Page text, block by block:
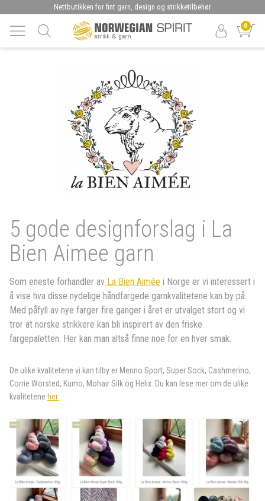
Nettbutikken for fint garn, design og strikketilbehør
0
5 gode designforslag i La
Bien Aimee garn
Som eneste forhandler av La Bien Aimée i Norge er vi interessert i
å vise hva disse nydelige håndfargede garnkvalitetene kan by på.
Med påfyll av nye farger fire ganger i året er utvalget stort og vi
tror at norske strikkere kan bli inspirert av den friske
fargepaletten. Her kan man altså finne noe for en hver smak.
De ulike kvalitetene vi kan tilby er Merino Sport, Super Sock, Cashmerino,
Corrie Worsted, Kumo, Mohair Silk og Helix. Du kan lese mer om de ulike
kvalitetene her.